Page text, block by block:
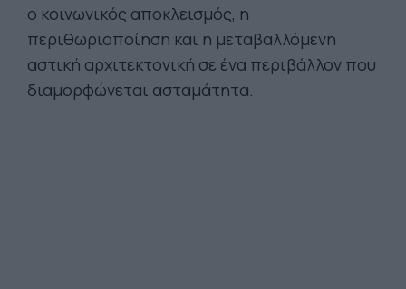
ο κοινωνικός αποκλεισμός, η
περιθωριοποίηση και η μεταβαλλόμενη
αστική αρχιτεκτονική σε ένα περιβάλλον που
διαμορφώνεται ασταμάτητα.